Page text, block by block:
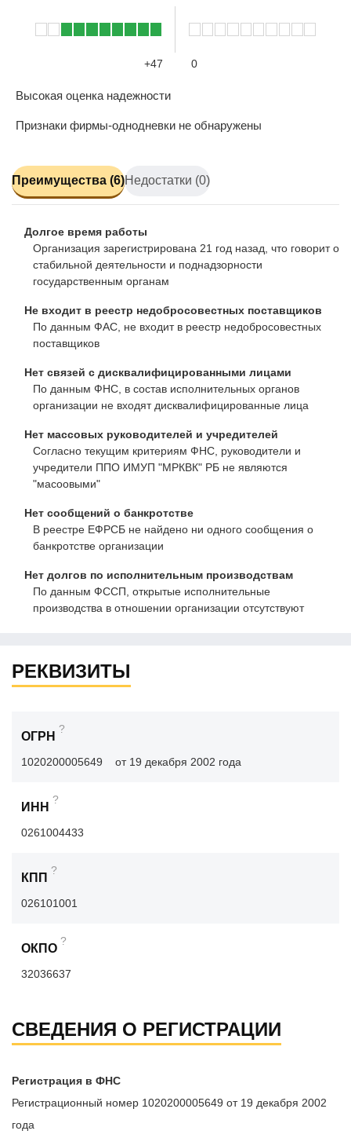
+47 0
Высокая оценка надежности
Признаки фирмы-однодневки не обнаружены
Преимущества (6)Недостатки (0)
Долгое время работы
Организация зарегистрирована 21 год назад, что говорит о
стабильной деятельности и поднадзорности
государственным органам
Не входит в реестр недобросовестных поставщиков
По данным ФАС, не входит в реестр недобросовестных
поставщиков
Нет связей с дисквалифицированными лицами
По данным ФНС, в состав исполнительных органов
организации не входят дисквалифицированные лица
Нет массовых руководителей и учредителей
Согласно текущим критериям ФНС, руководители и
учредители ППО ИМУП "МРКВК" РБ не являются
"масоовыми"
Нет сообщений о банкротстве
В реестре ЕФРСБ не найдено ни одного сообщения о
банкротстве организации
Нет долгов по исполнительным производствам
По данным ФССП, открытые исполнительные
производства в отношении организации отсутствуют
РЕКВИЗИТЫ
ОГРН
?
1020200005649 от 19 декабря 2002 года
ИНН
?
0261004433
КПП
?
026101001
ОКПО
?
32036637
СВЕДЕНИЯ О РЕГИСТРАЦИИ
Регистрация в ФНС
Регистрационный номер 1020200005649 от 19 декабря 2002
года